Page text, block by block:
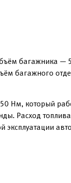
багажника —
багажного
Нм, который
Расход
эксплуатации